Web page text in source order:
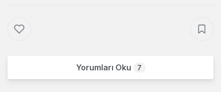
Yorumları Oku 7